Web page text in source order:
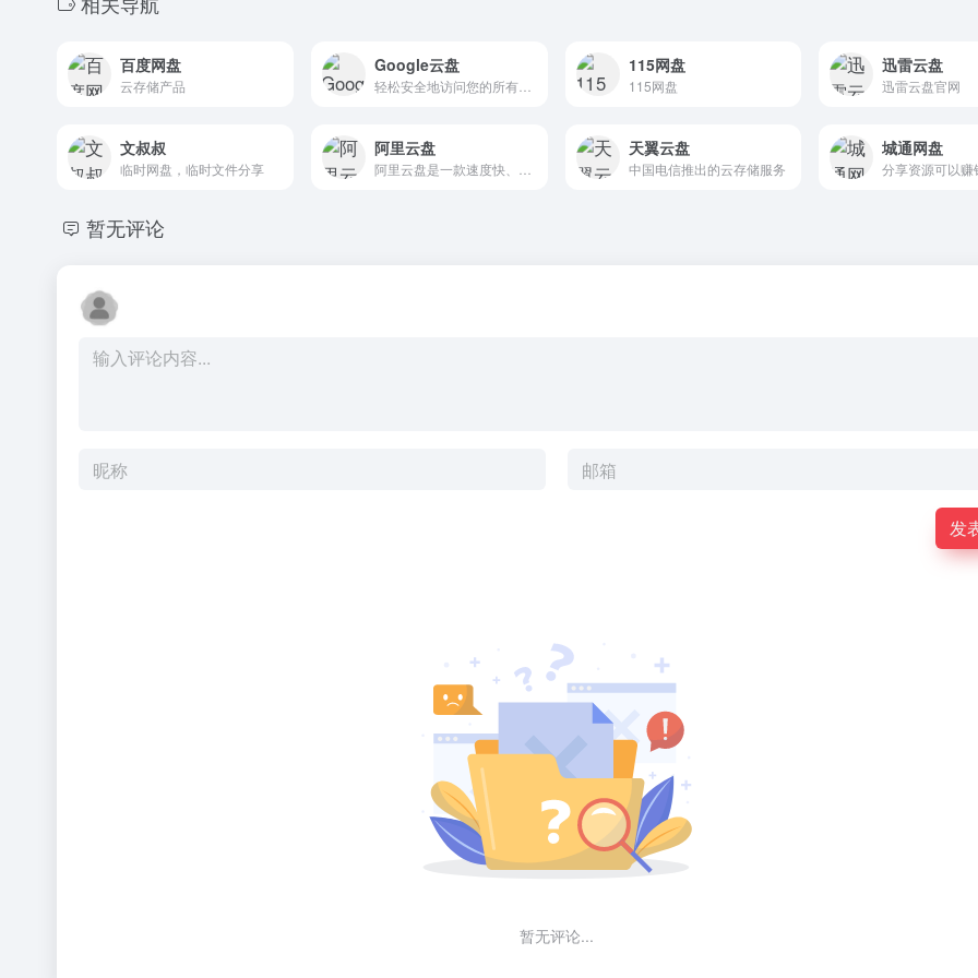
百度网盘
云存储产品
Google云盘
轻松安全地访问您的所有内容
115网盘
115网盘
迅雷云盘
迅雷云盘官网
文叔叔
临时网盘，临时文件分享
阿里云盘 天翼云盘
中国电信推出的云存储服务
城通网盘
分享资源可以赚
暂无评论
发
暂无评论...